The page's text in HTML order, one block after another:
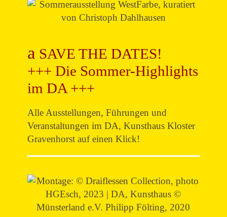
SAVE THE DATES!
+++ Die Sommer-Highlights
im DA +++
Alle Ausstellungen, Führungen und
Veranstaltungen im DA, Kunsthaus Kloster
Gravenhorst auf einen Klick!